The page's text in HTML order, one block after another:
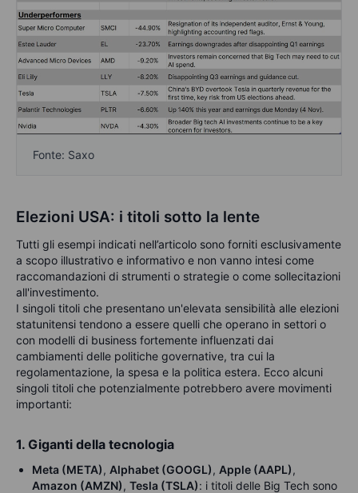
Fonte: Saxo
Elezioni USA: i titoli sotto la lente
Tutti gli esempi indicati nell’articolo sono forniti esclusivamente
a scopo illustrativo e informativo e non vanno intesi come
raccomandazioni di strumenti o strategie o come sollecitazioni
all'investimento.
I singoli titoli che presentano un'elevata sensibilità alle elezioni
statunitensi tendono a essere quelli che operano in settori o
con modelli di business fortemente influenzati dai
cambiamenti delle politiche governative, tra cui la
regolamentazione, la spesa e la politica estera. Ecco alcuni
singoli titoli che potenzialmente potrebbero avere movimenti
importanti:
1. Giganti della tecnologia
Meta (META), Alphabet (GOOGL), Apple (AAPL),
Amazon (AMZN), Tesla (TSLA): i titoli delle Big Tech sono